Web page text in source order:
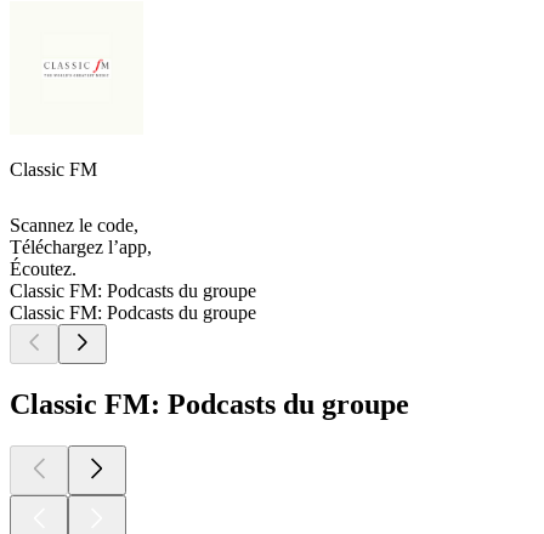
Classic FM
Scannez le code,
Téléchargez l’app,
Écoutez.
Classic FM: Podcasts du groupe
Classic FM: Podcasts du groupe
Classic FM: Podcasts du groupe